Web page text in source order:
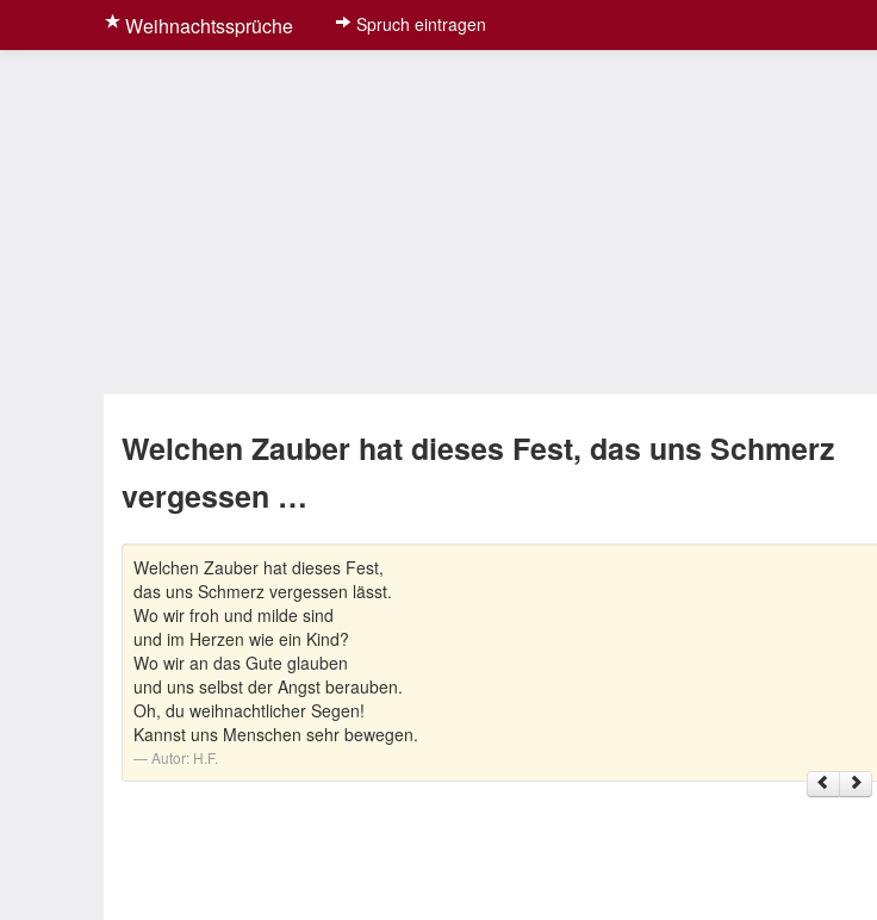
Weihnachtssprüche Spruch eintragen
Welchen Zauber hat dieses Fest, das uns Schmerz
vergessen …
Welchen Zauber hat dieses Fest,
das uns Schmerz vergessen lässt.
Wo wir froh und milde sind
und im Herzen wie ein Kind?
Wo wir an das Gute glauben
und uns selbst der Angst berauben.
Oh, du weihnachtlicher Segen!
Kannst uns Menschen sehr bewegen.
Autor: H.F.